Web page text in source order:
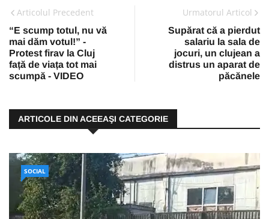
Articolul Precedent
“E scump totul, nu vă
mai dăm votul!” -
Protest firav la Cluj
față de viața tot mai
scumpă - VIDEO
Urmatorul Articol
Supărat că a pierdut
salariu la sala de
jocuri, un clujean a
distrus un aparat de
păcănele
ARTICOLE DIN ACEEAŞI CATEGORIE
SOCIAL